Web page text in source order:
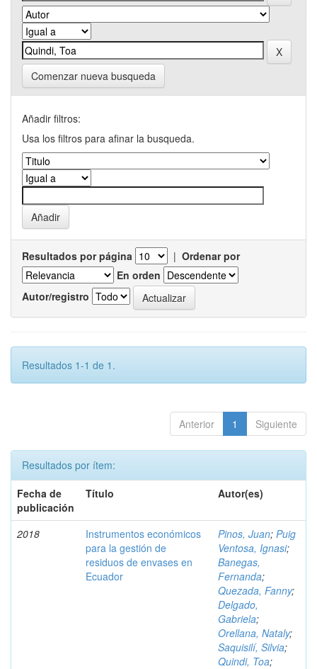
Comenzar nueva busqueda
Añadir filtros:
Usa los filtros para afinar la busqueda.
Resultados por página | Ordenar por
En orden
Autor/registro
Resultados 1-1 de 1.
Anterior 1 Siguiente
Resultados por ítem:
Fecha de
publicación
Título Autor(es)
2018
Instrumentos económicos
para la gestión de
residuos de envases en
Ecuador
Pinos, Juan; Puig
Ventosa, Ignasi;
Banegas,
Fernanda;
Quezada, Fanny;
Delgado,
Gabriela;
Orellana, Nataly;
Saquisilí, Silvia;
Quindi, Toa;